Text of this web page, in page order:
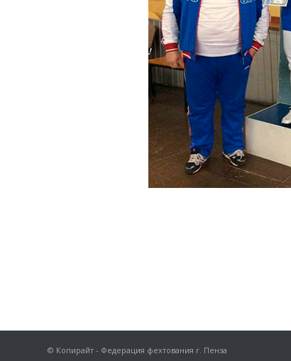
© Копирайт - Федерация фехтования г. Пенза